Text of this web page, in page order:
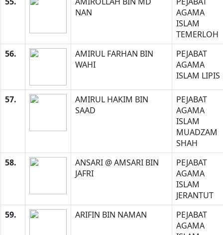
NAN
AGAMA
ISLAM
TEMERLOH
56.
AMIRUL FARHAN BIN
WAHI
PEJABAT
AGAMA
ISLAM LIPIS
57.
AMIRUL HAKIM BIN
SAAD
PEJABAT
AGAMA
ISLAM
MUADZAM
SHAH
58.
ANSARI @ AMSARI BIN
JAFRI
PEJABAT
AGAMA
ISLAM
JERANTUT
59.
ARIFIN BIN NAMAN
PEJABAT
AGAMA